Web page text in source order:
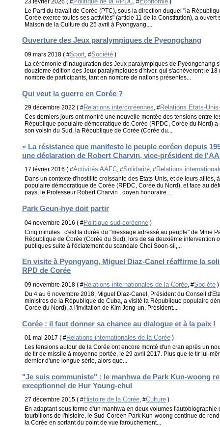
23 février 2026 ( # , #
)
Le Parti du travail de Corée (PTC), sous la direction duquel "la
Corée exerce toutes ses activités" (article 11 de la Constitution), a ouvert
Maison de la Culture du 25 avril à Pyongyang....
Ouverture des Jeux paralympiques de Pyeongchang
09 mars 2018 ( #Sport, #Société )
La cérémonie d'inauguration des Jeux paralympiques de Pyeongchang
douzième édition des Jeux paralympiques d'hiver, qui s'achèveront le
nombre de participants, tant en nombre de nations présentes...
Qui veut la guerre en Corée ?
29 décembre 2022 ( #Relations intercoréennes, #Relations Etats-
Ces derniers jours ont montré une nouvelle montée des tensions entre
République populaire démocratique de Corée (RPDC, Corée du Nord)
son voisin du Sud, la République de Corée (Corée du...
« La résistance que manifeste le peuple coréen depuis
une déclaration de Robert Charvin, vice-président de
17 février 2016 ( #Activités AAFC, #Solidarité, #Relations
Dans un contexte d'hostilité croissante des Etats-Unis, et de leurs alliés,
populaire démocratique de Corée (RPDC, Corée du Nord), et face au
pays, le Professeur Robert Charvin , doyen honoraire...
Park Geun-hye doit partir
04 novembre 2016 ( #Politique sud-coréenne )
Cinq minutes : c'est la durée du "message adressé au peuple" de Mme
République de Corée (Corée du Sud), lors de sa deuxième intervention
publiques suite à l'éclatement du scandale Choi Soon-sil,...
En visite à Pyongyang, Miguel Diaz-Canel réaffirme la
RPD de Corée
09 novembre 2018 ( #Relations internationales de la Corée, #Société )
Du 4 au 6 novembre 2018, Miguel Diaz-Canel, Président du Conseil
ministres de la République de Cuba, a visité la République populaire
Corée du Nord), à l'invitation de Kim Jong-un, Président...
Corée : il faut donner sa chance au dialogue et à la paix !
01 mai 2017 ( #Relations internationales de la Corée )
Les tensions autour de la Corée ont encore monté d'un cran après un
de tir de missile à moyenne portée, le 29 avril 2017. Plus que le tir lui-
dernier d'une longue série, alors que...
"Je suis communiste" : le manhwa de Park Kun-woong
exceptionnel de Hur Young-chul
27 décembre 2015 ( #Histoire de la Corée, #Culture )
En adaptant sous forme d'un manhwa en deux volumes l'autobiographie
tourbillons de l'histoire, le Sud-Coréen Park Kun-woong continue de
la Corée en sortant du point de vue farouchement...